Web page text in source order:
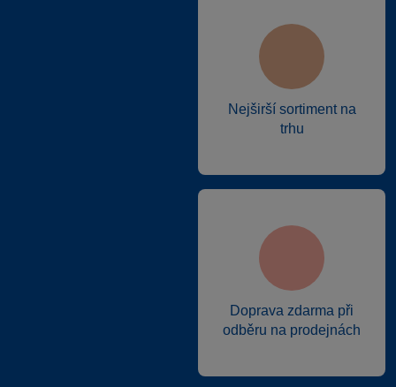
Nejširší sortiment na
trhu
Doprava zdarma při
odběru na prodejnách